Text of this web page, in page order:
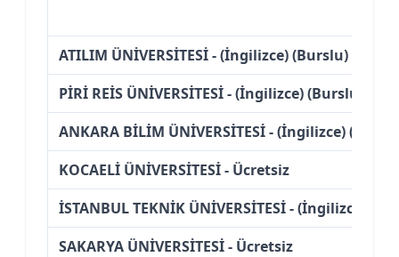
ATILIM ÜNİVERSİTESİ - (İngilizce) (Burslu)
PİRİ REİS ÜNİVERSİTESİ - (İngilizce) (Burslu)
ANKARA BİLİM ÜNİVERSİTESİ - (İngilizce)
KOCAELİ ÜNİVERSİTESİ - Ücretsiz
İSTANBUL TEKNİK ÜNİVERSİTESİ - (İngilizce)
SAKARYA ÜNİVERSİTESİ - Ücretsiz